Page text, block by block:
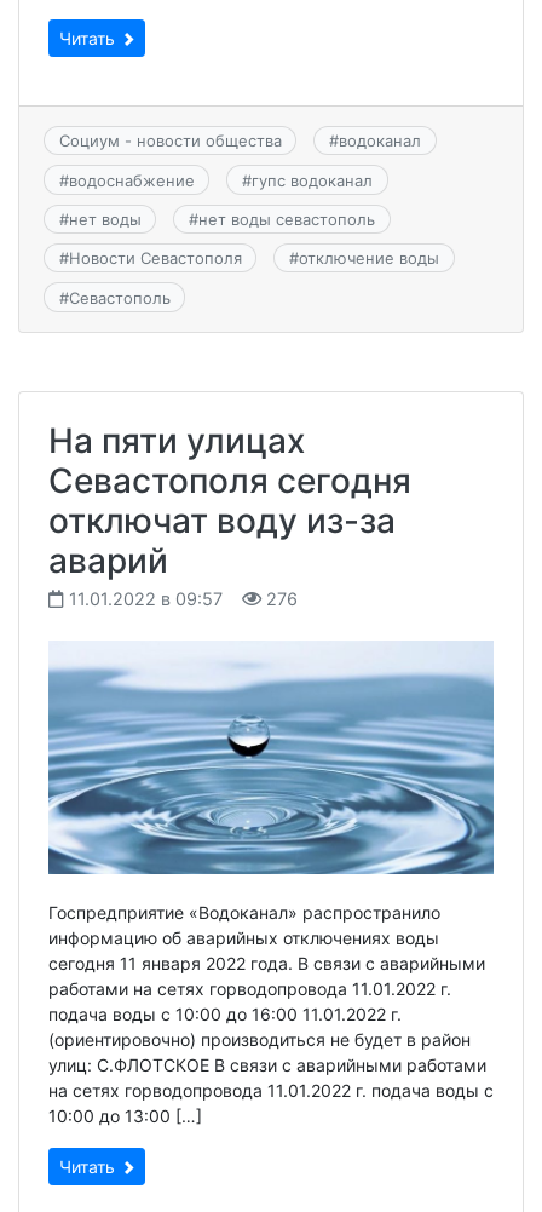
Читать
Социум - новости общества #водоканал
#водоснабжение #гупс водоканал
#нет воды #нет воды севастополь
#Новости Севастополя #отключение воды
#Севастополь
На пяти улицах
Севастополя сегодня
отключат воду из-за
аварий
11.01.2022 в 09:57 276
Госпредприятие «Водоканал» распространило
информацию об аварийных отключениях воды
сегодня 11 января 2022 года. В связи с аварийными
работами на сетях горводопровода 11.01.2022 г.
подача воды c 10:00 до 16:00 11.01.2022 г.
(ориентировочно) производиться не будет в район
улиц: С.ФЛОТСКОЕ В связи с аварийными работами
на сетях горводопровода 11.01.2022 г. подача воды c
10:00 до 13:00 […]
Читать